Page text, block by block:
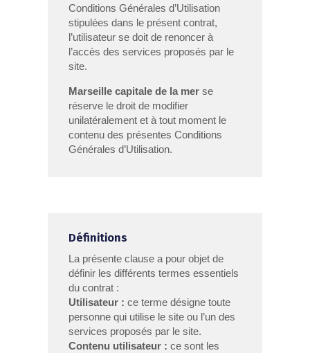
Conditions Générales d’Utilisation
stipulées dans le présent contrat,
l’utilisateur se doit de renoncer à
l’accès des services proposés par le
site.
Marseille capitale de la mer se
réserve le droit de modifier
unilatéralement et à tout moment le
contenu des présentes Conditions
Générales d’Utilisation.
Définitions
La présente clause a pour objet de
définir les différents termes essentiels
du contrat :
Utilisateur : ce terme désigne toute
personne qui utilise le site ou l’un des
services proposés par le site.
Contenu utilisateur : ce sont les